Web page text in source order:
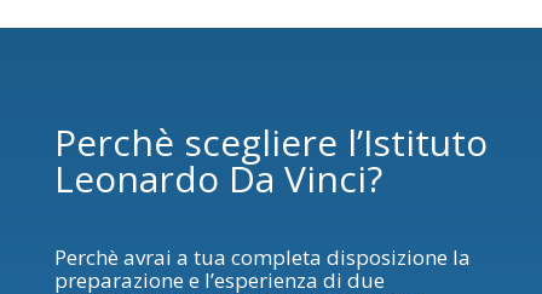
Perchè scegliere l’Istituto
Leonardo Da Vinci?
Perchè avrai a tua completa disposizione la
preparazione e l’esperienza di due